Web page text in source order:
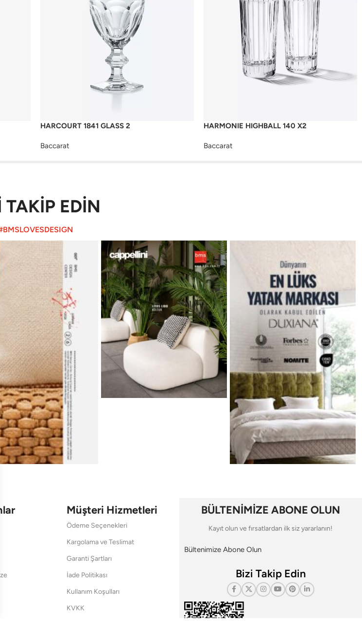
HARCOURT 1841 GLASS 2
Baccarat
HARMONIE HIGHBALL 140 X2
Baccarat
TAKİP EDİN
Müşteri Hizmetleri
Ödeme Seçenekleri
Kargolama ve Teslimat
Garanti Şartları
İade Politikası
Kullanım Koşulları
KVKK
BÜLTENİMİZE ABONE OLUN
Kayıt olun ve fırsatlardan ilk siz yararlanın!
Bültenimize Abone Olun
Bizi Takip Edin